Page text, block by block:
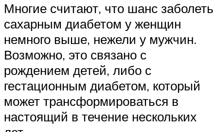
Многие считают, что шанс заболеть
сахарным диабетом у женщин
немного выше, нежели у мужчин.
Возможно, это связано с
рождением детей, либо с
гестационным диабетом, который
может трансформироваться в
настоящий в течение нескольких